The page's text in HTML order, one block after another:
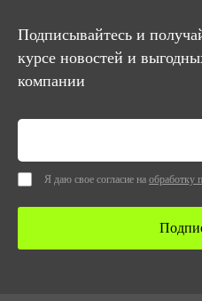
Подписывайтесь и
курсе новостей и
компании
Я даю свое согласие на обработку